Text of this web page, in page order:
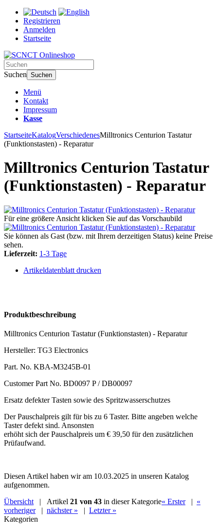
Registrieren
Anmelden
Startseite
Suchen Suchen
Menü
Kontakt
Impressum
Kasse
StartseiteKatalogVerschiedenesMilltronics Centurion Tastatur
(Funktionstasten) - Reparatur
Milltronics Centurion Tastatur
(Funktionstasten) - Reparatur
Für eine größere Ansicht klicken Sie auf das Vorschaubild
Sie können als Gast (bzw. mit Ihrem derzeitigen Status) keine Preise
sehen.
Lieferzeit: 1-3 Tage
Artikeldatenblatt drucken
Produktbeschreibung
Milltronics Centurion Tastatur (Funktionstasten) - Reparatur
Hersteller: TG3 Electronics
Part. No. KBA-M3245B-01
Customer Part No. BD0097 P / DB00097
Ersatz defekter Tasten sowie des Spritzwasserschutzes
Der Pauschalpreis gilt für bis zu 6 Taster. Bitte angeben welche
Taster defekt sind. Ansonsten
erhöht sich der Pauschalpreis um € 39,50 für den zusätzlichen
Prüfaufwand.
Diesen Artikel haben wir am 10.03.2025 in unseren Katalog
aufgenommen.
Übersicht| Artikel 21 von 43 in dieser Kategorie« Erster| «
vorheriger| nächster » | Letzter »
Kategorien